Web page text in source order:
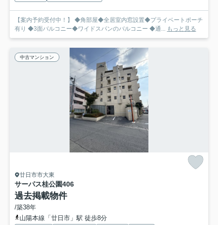
【案内予約受付中！】 ◆角部屋◆全居室内窓設置◆プライベートポーチ
有り ◆3面バルコニー◆ワイドスパンのバルコニー ◆通... もっと見る
中古マンション
廿日市市大東
サーパス桂公園406
過去掲載物件
/築38年
山陽本線「廿日市」駅 徒歩8分